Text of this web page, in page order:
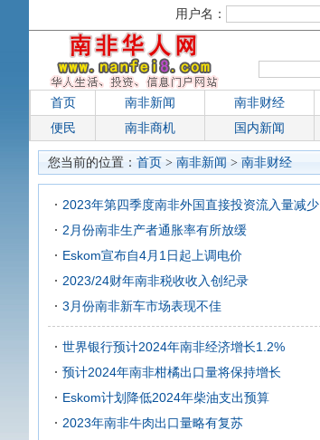
用户名：
首页 南非新闻 南非财经
便民
南非商机 国内新闻
您当前的位置： 首页 > 南非新闻 > 南非财经
2023年第四季度南非外国直接投资流入量减少
2月份南非生产者通胀率有所放缓
Eskom宣布自4月1日起上调电价
2023/24财年南非税收收入创纪录
3月份南非新车市场表现不佳
世界银行预计2024年南非经济增长1.2%
预计2024年南非柑橘出口量将保持增长
Eskom计划降低2024年柴油支出预算
2023年南非牛肉出口量略有复苏